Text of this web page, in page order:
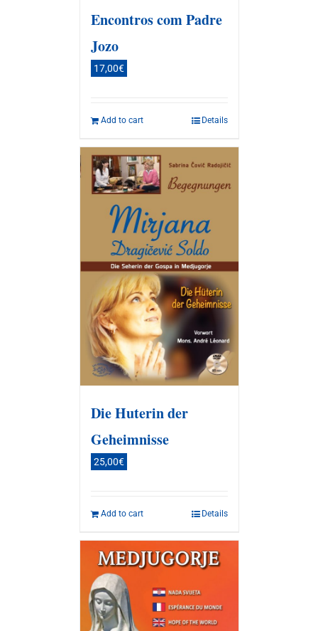
Encontros com Padre
Jozo
17,00€
Add to cart Details
Die Huterin der
Geheimnisse
25,00€
Add to cart Details